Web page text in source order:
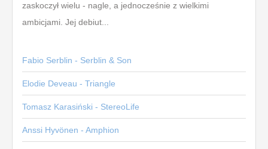
zaskoczył wielu - nagle, a jednocześnie z wielkimi
ambicjami. Jej debiut...
Fabio Serblin - Serblin & Son
Elodie Deveau - Triangle
Tomasz Karasiński - StereoLife
Anssi Hyvönen - Amphion